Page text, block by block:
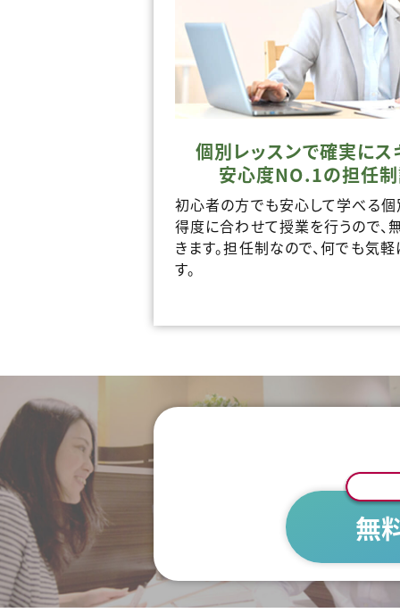
個別レッスンで確実にス
安心度NO.1の担任
初心者の方でも安心して学べる個
得度に合わせて授業を行うので、
きます。担任制なので、何でも気
す。
無